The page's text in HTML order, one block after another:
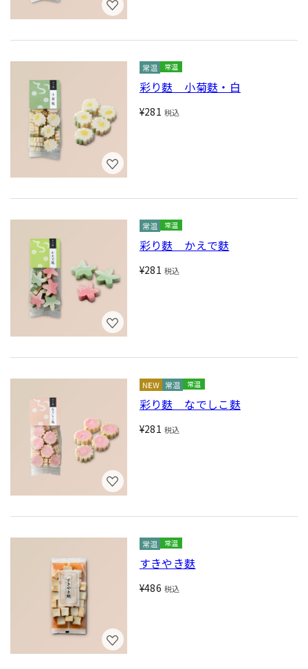
常温
彩り麩 小菊麩・白
¥281 税込
常温
彩り麩 かえで麩
¥281 税込
常温
彩り麩 なでしこ麩
¥281 税込
常温
すきやき麩
¥486 税込